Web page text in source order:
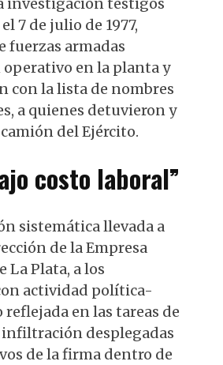
7 de julio de 1977,
fuerzas armadas
en la planta y
con la lista de nombres
a quienes detuvieron y
del Ejército.
costo laboral”
sistemática llevada a
de la Empresa
La Plata, a los
actividad política-
reflejada en las tareas de
desplegadas
de la firma dentro de